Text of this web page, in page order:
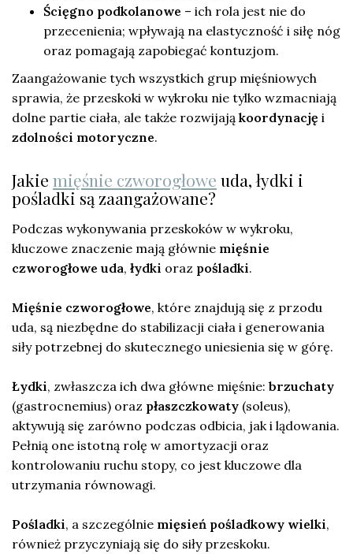
Ścięgno podkolanowe – ich rola jest nie do
przecenienia; wpływają na elastyczność i siłę nóg
oraz pomagają zapobiegać kontuzjom.
Zaangażowanie tych wszystkich grup mięśniowych
sprawia, że przeskoki w wykroku nie tylko wzmacniają
dolne partie ciała, ale także rozwijają koordynację i
zdolności motoryczne.
Jakie mięśnie czworogłowe uda, łydki i
pośladki są zaangażowane?
Podczas wykonywania przeskoków w wykroku,
kluczowe znaczenie mają głównie mięśnie
czworogłowe uda, łydki oraz pośladki.
Mięśnie czworogłowe, które znajdują się z przodu
uda, są niezbędne do stabilizacji ciała i generowania
siły potrzebnej do skutecznego uniesienia się w górę.
Łydki, zwłaszcza ich dwa główne mięśnie: brzuchaty
(gastrocnemius) oraz płaszczkowaty (soleus),
aktywują się zarówno podczas odbicia, jak i lądowania.
Pełnią one istotną rolę w amortyzacji oraz
kontrolowaniu ruchu stopy, co jest kluczowe dla
utrzymania równowagi.
Pośladki, a szczególnie mięsień pośladkowy wielki,
również przyczyniają się do siły przeskoku.